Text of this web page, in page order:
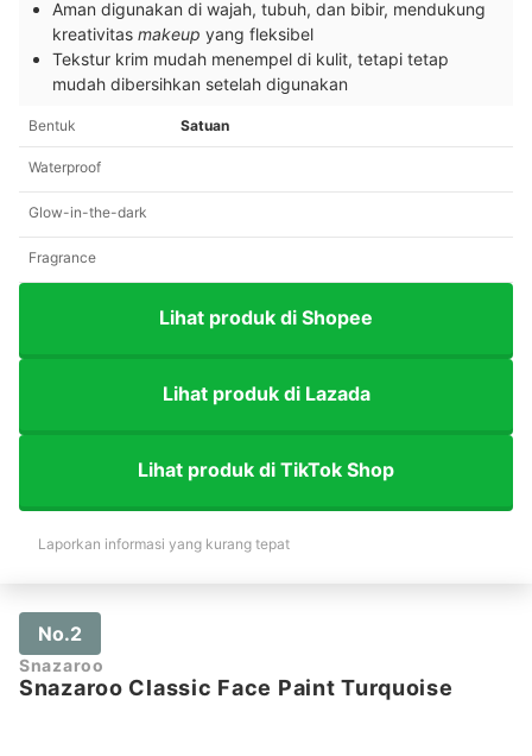
Aman digunakan di wajah, tubuh, dan bibir, mendukung
kreativitas makeup yang fleksibel
Tekstur krim mudah menempel di kulit, tetapi tetap
mudah dibersihkan setelah digunakan
Bentuk Satuan
Waterproof
Glow-in-the-dark
Fragrance
Lihat produk di Shopee
Lihat produk di Lazada
Lihat produk di TikTok Shop
Laporkan informasi yang kurang tepat
No.2
Snazaroo
Snazaroo Classic Face Paint Turquoise